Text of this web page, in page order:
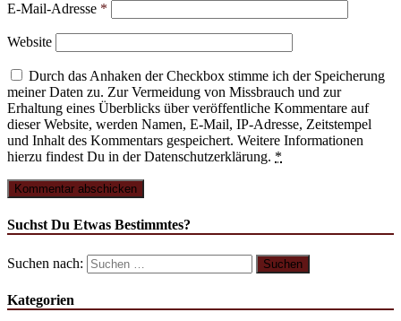
E-Mail-Adresse *
Website
Durch das Anhaken der Checkbox stimme ich der Speicherung
meiner Daten zu. Zur Vermeidung von Missbrauch und zur
Erhaltung eines Überblicks über veröffentliche Kommentare auf
dieser Website, werden Namen, E-Mail, IP-Adresse, Zeitstempel
und Inhalt des Kommentars gespeichert. Weitere Informationen
hierzu findest Du in der Datenschutzerklärung. *
Suchst Du Etwas Bestimmtes?
Suchen nach:
Kategorien